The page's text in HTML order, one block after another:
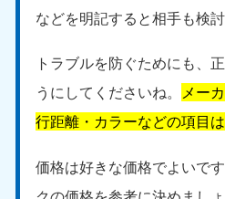
などを明記すると相手も検
トラブルを防ぐためにも、
うにしてくださいね。 メー
行距離・カラーなどの項目は
価格は好きな価格でよいで